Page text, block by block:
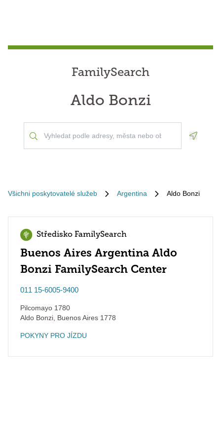
FamilySearch
Aldo Bonzi
Všichni poskytovatelé služeb Argentina Aldo Bonzi
Středisko FamilySearch
Buenos Aires Argentina Aldo
Bonzi FamilySearch Center
011 15-6005-9400
Pilcomayo 1780
Aldo Bonzi Buenos Aires 1778
POKYNY PRO JÍZDU